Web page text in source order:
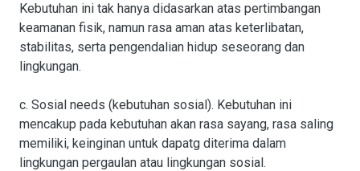
Kebutuhan ini tak hanya didasarkan atas pertimbangan
keamanan fisik, namun rasa aman atas keterlibatan,
stabilitas, serta pengendalian hidup seseorang dan
lingkungan.
c. Sosial needs (kebutuhan sosial). Kebutuhan ini
mencakup pada kebutuhan akan rasa sayang, rasa saling
memiliki, keinginan untuk dapatg diterima dalam
lingkungan pergaulan atau lingkungan sosial.